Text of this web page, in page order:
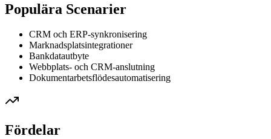
Populära Scenarier
CRM och ERP-synkronisering
Marknadsplatsintegrationer
Bankdatautbyte
Webbplats- och CRM-anslutning
Dokumentarbetsflödesautomatisering
Fördelar